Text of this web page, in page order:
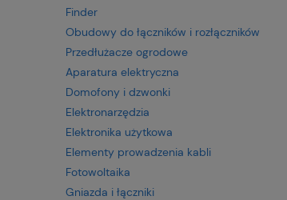
Finder
Obudowy do łączników i rozłączników
Przedłużacze ogrodowe
Aparatura elektryczna
Domofony i dzwonki
Elektronarzędzia
Elektronika użytkowa
Elementy prowadzenia kabli
Fotowoltaika
Gniazda i łączniki